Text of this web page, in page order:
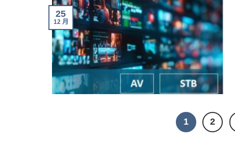
25
12 月
1 2